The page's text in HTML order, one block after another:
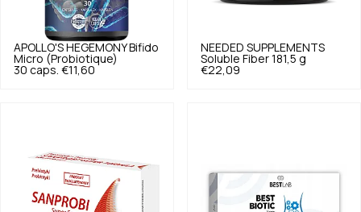
APOLLO'S HEGEMONY Bifido
Micro (Probiotique)
30 caps. €11,60
NEEDED SUPPLEMENTS
Soluble Fiber 181,5 g
€22,09